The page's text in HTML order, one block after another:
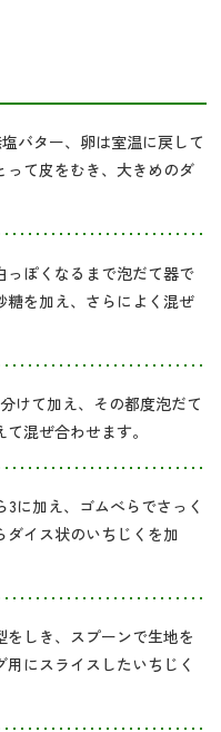
バター、卵は室温に戻して
って皮をむき、大きめのダ
っぽくなるまで泡だて器で
を加え、さらによく混ぜ
けて加え、その都度泡だて
混ぜ合わせます。
に加え、ゴムべらでさっく
ダイス状のいちじくを加
しき、スプーンで生地を
にスライスしたいちじく